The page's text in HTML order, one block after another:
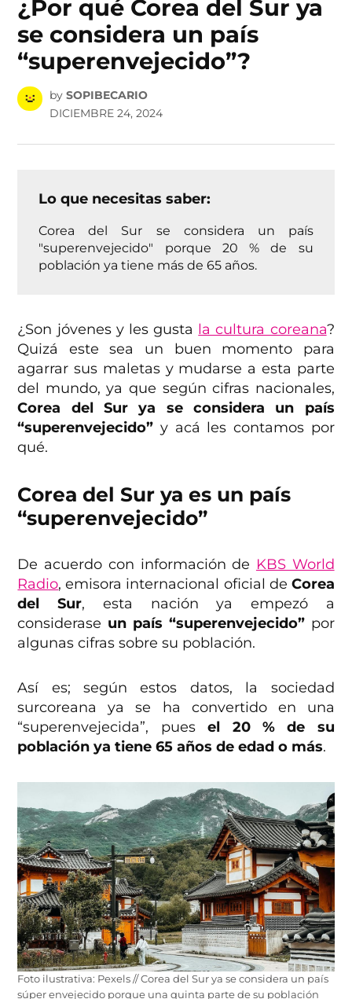
¿Por qué Corea del Sur ya
se considera un país
“superenvejecido”?
by SOPIBECARIO
DICIEMBRE 24, 2024
Lo que necesitas saber:
Corea del Sur se considera un país
"superenvejecido" porque 20 % de su
población ya tiene más de 65 años.
¿Son jóvenes y les gusta la cultura coreana?
Quizá este sea un buen momento para
agarrar sus maletas y mudarse a esta parte
del mundo, ya que según cifras nacionales,
Corea del Sur ya se considera un país
“superenvejecido” y acá les contamos por
qué.
Corea del Sur ya es un país
“superenvejecido”
De acuerdo con información de KBS World
Radio, emisora internacional oficial de Corea
del Sur, esta nación ya empezó a
considerase un país “superenvejecido”por
algunas cifras sobre su población.
Así es; según estos datos, la sociedad
surcoreana ya se ha convertido en una
“superenvejecida”, puesel 20 % de su
población ya tiene 65 años de edad o más.
Foto ilustrativa: Pexels // Corea del Sur ya se considera un país
súper envejecido porque una quinta parte de su población